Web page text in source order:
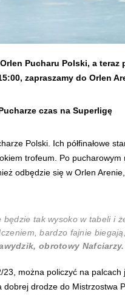
Pucharu Polski, a
zapraszamy do Orlen
czas na Superligę
Polski. Ich półfinałowe
trofeum. Po
odbędzie się w Orlen
tak wysoko w tabeli i
bardzo fajnie
obrotowy Nafciarzy.
można policzyć na
drodze do